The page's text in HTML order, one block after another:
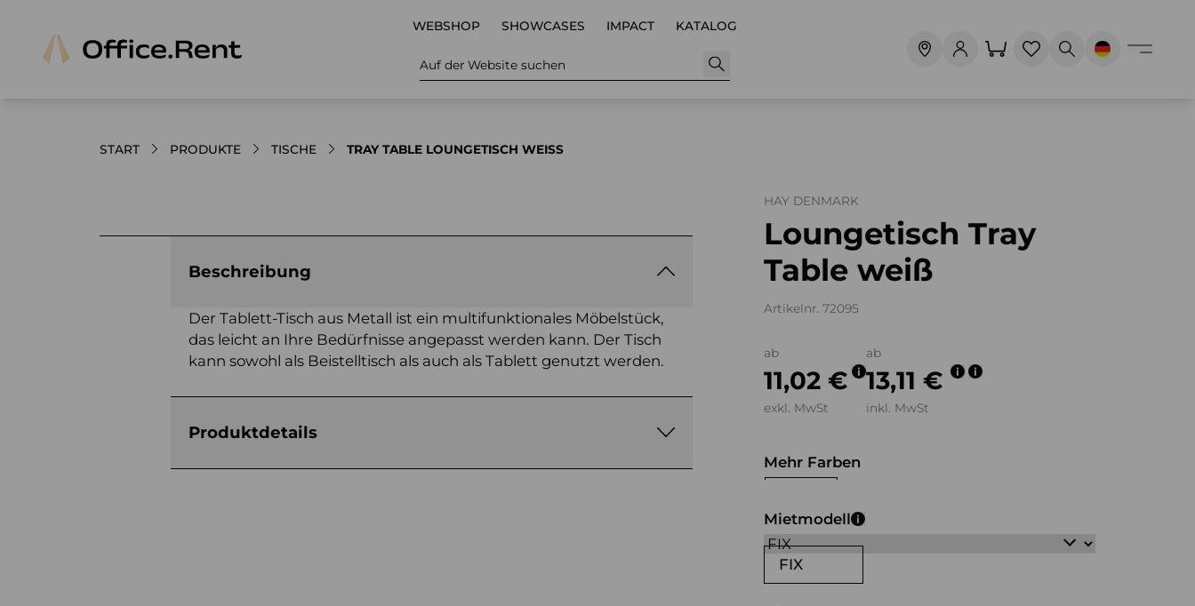
WEBSHOP SHOWCASES IMPACT KATALOG
Auf der Website suchen
START PRODUKTE TISCHE TRAY TABLE LOUNGETISCH WEISS
HAY DENMARK
Loungetisch Tray
Table weiß
Artikelnr. 72095
ab
11,02 €
exkl. MwSt
ab
13,11 €
inkl. MwSt
Mehr Farben
FIX
Mietmodell
Beschreibung
Der Tablett-Tisch aus Metall ist ein multifunktionales Möbelstück,
das leicht an Ihre Bedürfnisse angepasst werden kann. Der Tisch
kann sowohl als Beistelltisch als auch als Tablett genutzt werden.
Produktdetails